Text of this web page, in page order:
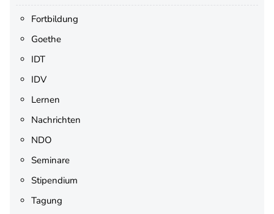
Fortbildung
Goethe
IDT
IDV
Lernen
Nachrichten
NDO
Seminare
Stipendium
Tagung